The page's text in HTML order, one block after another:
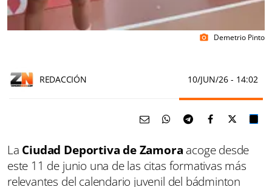
photo_camera Demetrio Pinto
REDACCIÓN 10/JUN/26 - 14:02
La Ciudad Deportiva de Zamora acoge desde
este 11 de junio una de las citas formativas más
relevantes del calendario juvenil del bádminton